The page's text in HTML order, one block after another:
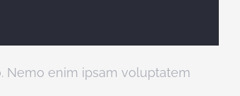
Nemo enim ipsam voluptatem